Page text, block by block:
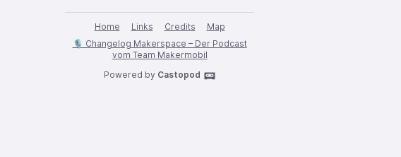
Home Links Credits
Map
🎙️ Changelog Makerspace – Der Podcast
vom Team Makermobil
Powered by Castopod